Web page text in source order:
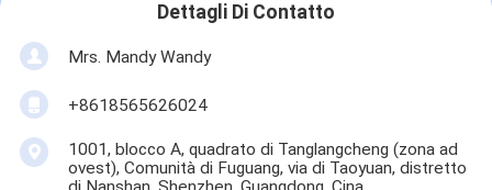
Dettagli Di Contatto
Mrs. Mandy Wandy
+8618565626024
1001, blocco A, quadrato di Tanglangcheng (zona ad
ovest), Comunità di Fuguang, via di Taoyuan, distretto